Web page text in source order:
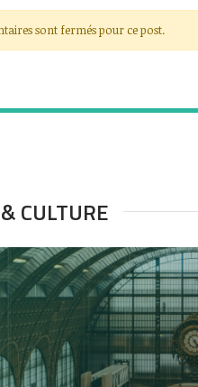
sont fermés pour ce post.
CULTURE